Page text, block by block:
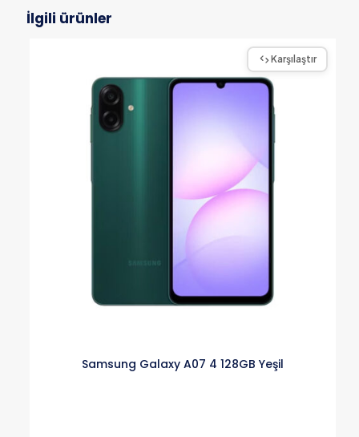
İlgili ürünler
Karşılaştır
Samsung Galaxy A07 4 128GB Yeşil